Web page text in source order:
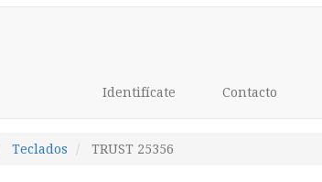
Identifícate Contacto
Teclados TRUST 25356